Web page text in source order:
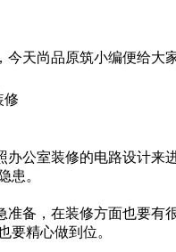
尚品原筑小编便给大
室装修的电路设计来
患。
，在装修方面也要有
要精心做到位。